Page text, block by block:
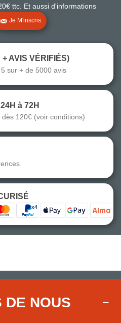
ttc. Et aussi d'informations
Je M'inscris
+ AVIS VÉRIFIÉS)
sur + de 5000 avis
à 72H
120€ (voir conditions)
DE NOUS